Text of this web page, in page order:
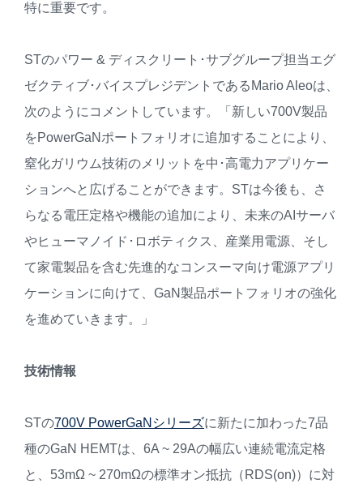
特に重要です。
STのパワー & ディスクリート･サブグループ担当エグ
ゼクティブ･バイスプレジデントであるMario Aleoは、
次のようにコメントしています。「新しい700V製品
をPowerGaNポートフォリオに追加することにより、
窒化ガリウム技術のメリットを中･高電力アプリケー
ションへと広げることができます。STは今後も、さ
らなる電圧定格や機能の追加により、未来のAIサーバ
やヒューマノイド･ロボティクス、産業用電源、そし
て家電製品を含む先進的なコンスーマ向け電源アプリ
ケーションに向けて、GaN製品ポートフォリオの強化
を進めていきます。」
技術情報
STの700V PowerGaNシリーズに新たに加わった7品
種のGaN HEMTは、6A ~ 29Aの幅広い連続電流定格
と、53mΩ ~ 270mΩの標準オン抵抗（RDS(on)）に対